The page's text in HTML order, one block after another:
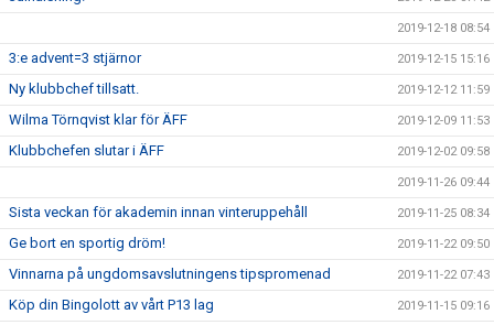
2019-12-18 08:54
3:e advent=3 stjärnor 2019-12-15 15:16
Ny klubbchef tillsatt. 2019-12-12 11:59
Wilma Törnqvist klar för ÄFF 2019-12-09 11:53
Klubbchefen slutar i ÄFF 2019-12-02 09:58
2019-11-26 09:44
Sista veckan för akademin innan vinteruppehåll 2019-11-25 08:34
Ge bort en sportig dröm! 2019-11-22 09:50
Vinnarna på ungdomsavslutningens tipspromenad 2019-11-22 07:43
Köp din Bingolott av vårt P13 lag 2019-11-15 09:16